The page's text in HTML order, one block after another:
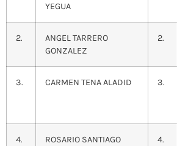
YEGUA
2.
ANGEL TARRERO
GONZALEZ
2.
3. CARMEN TENA ALADID 3.
4.
ROSARIO SANTIAGO
4.